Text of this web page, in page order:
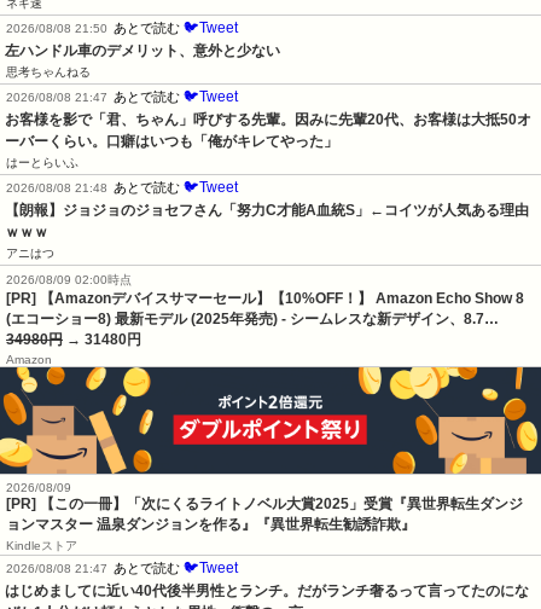
ネギ速
2026/08/08 21:50 あとで読む 🐦Tweet
左ハンドル車のデメリット、意外と少ない
思考ちゃんねる
2026/08/08 21:47 あとで読む 🐦Tweet
お客様を影で「君、ちゃん」呼びする先輩。因みに先輩20代、お客様は大抵50オ
ーバーくらい。口癖はいつも「俺がキレてやった」
はーとらいふ
2026/08/08 21:48 あとで読む 🐦Tweet
【朗報】ジョジョのジョセフさん「努力C才能A血統S」←コイツが人気ある理由
ｗｗｗ
アニはつ
2026/08/09 02:00時点
[PR] 【Amazonデバイスサマーセール】【10%OFF！】 Amazon Echo Show 8
(エコーショー8) 最新モデル (2025年発売) - シームレスな新デザイン、8.7…
34980円 → 31480円
Amazon
2026/08/09
[PR] 【この一冊】「次にくるライトノベル大賞2025」受賞『異世界転生ダンジ
ョンマスター 温泉ダンジョンを作る』『異世界転生勧誘詐欺』
Kindleストア
2026/08/08 21:47
あとで読む 🐦Tweet
はじめましてに近い40代後半男性とランチ。だがランチ奢るって言ってたのにな